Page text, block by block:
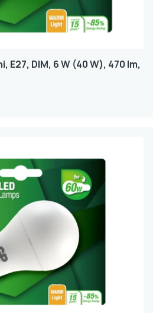
E27, DIM, 6 W (40 W), 470 lm,